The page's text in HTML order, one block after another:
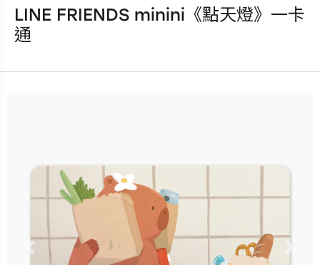
發行：2025-10-15
立即購買
更多銷售據點
LINE FRIENDS minini《點天燈》一卡
通
Previous